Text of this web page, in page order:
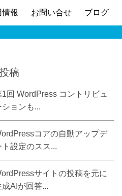
報 お問い合せ ブログ
稿
1回 WordPress コントリビュ
ションも...
コアの自動アップデ
ト設定のスス...
サイトの投稿を元に
成AIが回答...